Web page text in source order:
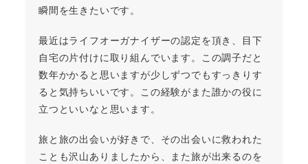
瞬間を生きたいです。
最近はライフオーガナイザーの認定を頂き、目下
自宅の片付けに取り組んでいます。この調子だと
数年かかると思いますが少しずつでもすっきりす
ると気持ちいいです。この経験がまた誰かの役に
立つといいなと思います。
旅と旅の出会いが好きで、その出会いに救われた
ことも沢山ありましたから、また旅が出来るのを